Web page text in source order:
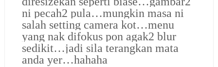
ni pecah2 pula…mungkin masa ni
salah setting camera kot…menu
yang nak difokus pon agak2 blur
sedikit…jadi sila terangkan mata
anda yer…hahaha